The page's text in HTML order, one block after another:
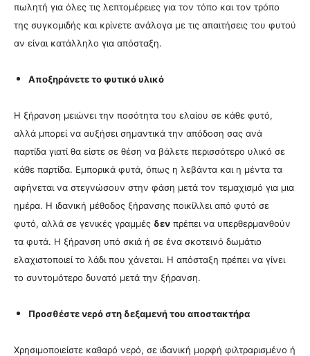
πωλητή για όλες τις λεπτομέρειες για τον τόπο και τον τρόπο
της συγκομιδής και κρίνετε ανάλογα με τις απαιτήσεις του φυτού
αν είναι κατάλληλο για απόσταξη.
Αποξηράνετε το φυτικό υλικό
Η ξήρανση μειώνει την ποσότητα του ελαίου σε κάθε φυτό,
αλλά μπορεί να αυξήσει σημαντικά την απόδοση σας ανά
παρτίδα γιατί θα είστε σε θέση να βάλετε περισσότερο υλικό σε
κάθε παρτίδα. Εμπορικά φυτά, όπως η λεβάντα και η μέντα τα
αφήνεται να στεγνώσουν στην φάση μετά τον τεμαχισμό για μια
ημέρα. Η ιδανική μέθοδος ξήρανσης ποικίλλει από φυτό σε
φυτό, αλλά σε γενικές γραμμές δεν πρέπει να υπερθερμανθούν
τα φυτά. Η ξήρανση υπό σκιά ή σε ένα σκοτεινό δωμάτιο
ελαχιστοποιεί το λάδι που χάνεται. Η απόσταξη πρέπει να γίνει
το συντομότερο δυνατό μετά την ξήρανση.
Προσθέστε νερό στη δεξαμενή του αποστακτήρα
Χρησιμοποιείστε καθαρό νερό, σε ιδανική μορφή φιλτραρισμένο ή